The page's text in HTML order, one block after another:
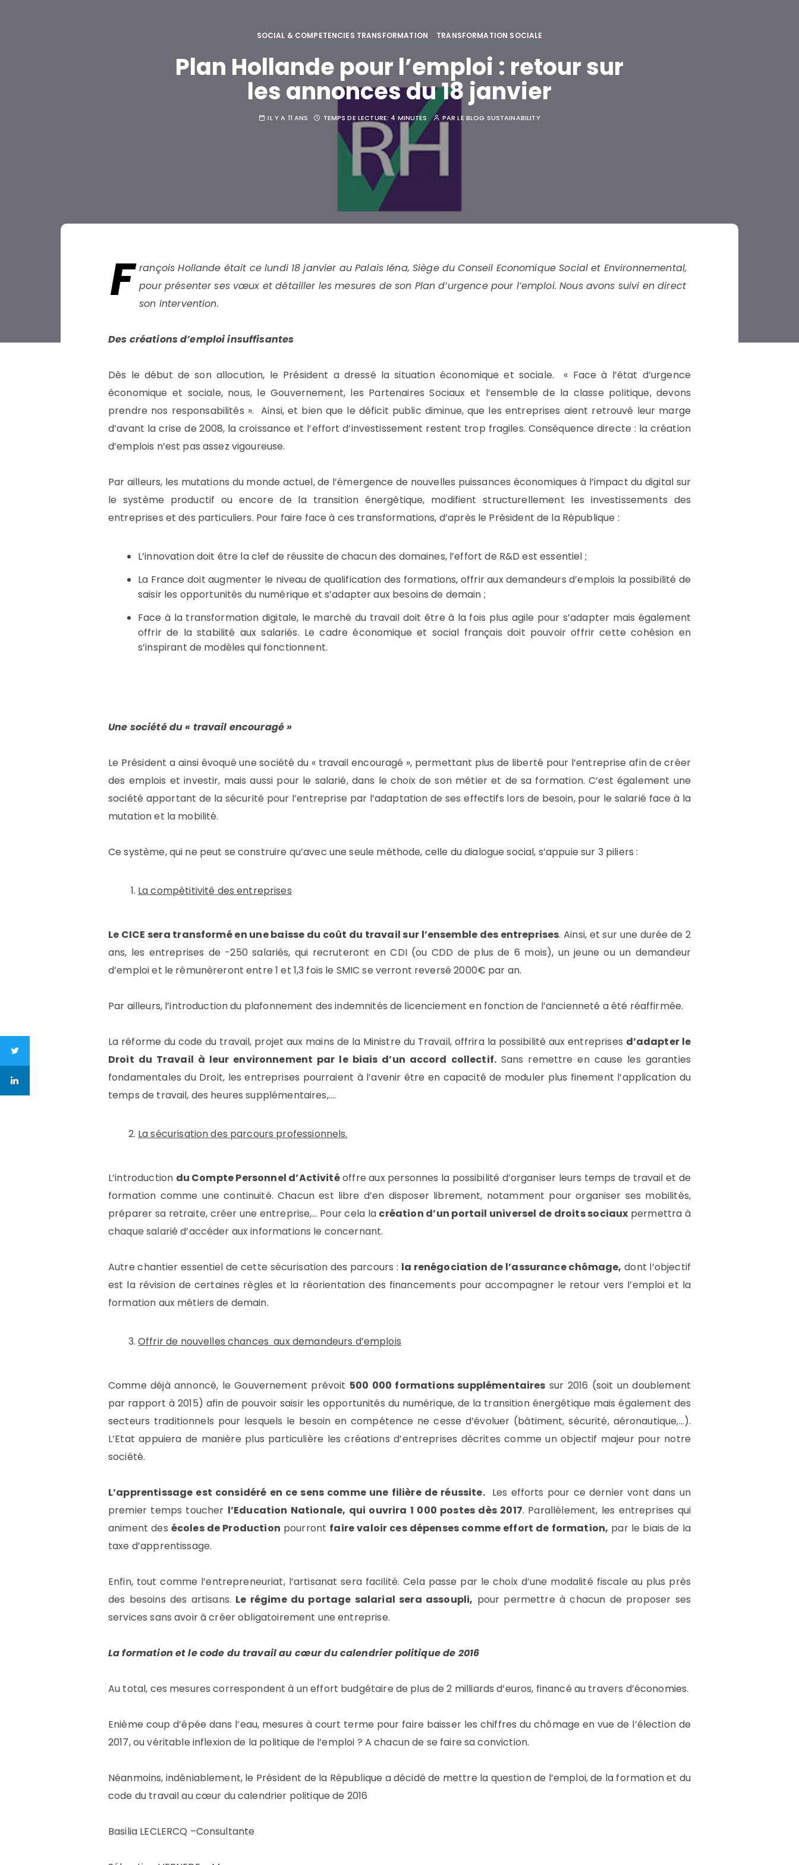
SOCIAL & COMPETENCIES TRANSFORMATION TRANSFORMATION SOCIALE
Plan Hollande pour l’emploi : retour sur
les annonces du 18 janvier
IL Y A 11 ANS TEMPS DE LECTURE: 4 MINUTES PARLE BLOG SUSTAINABILITY
F rançois Hollande était ce lundi 18 janvier au Palais Iéna, Siège du Conseil Economique Social et Environnemental,
pour présenter ses vœux et détailler les mesures de son Plan d’urgence pour l’emploi. Nous avons suivi en direct
son intervention.
Des créations d’emploi insuffisantes
Dès le début de son allocution, le Président a dressé la situation économique et sociale. « Face à l’état d’urgence
économique et sociale, nous, le Gouvernement, les Partenaires Sociaux et l’ensemble de la classe politique, devons
prendre nos responsabilités ». Ainsi, et bien que le déficit public diminue, que les entreprises aient retrouvé leur marge
d’avant la crise de 2008, la croissance et l’effort d’investissement restent trop fragiles. Conséquence directe : la création
d’emplois n’est pas assez vigoureuse.
Par ailleurs, les mutations du monde actuel, de l’émergence de nouvelles puissances économiques à l’impact du digital sur
le système productif ou encore de la transition énergétique, modifient structurellement les investissements des
entreprises et des particuliers. Pour faire face à ces transformations, d’après le Président de la République :
L’innovation doit être la clef de réussite de chacun des domaines, l’effort de R&D est essentiel ;
La France doit augmenter le niveau de qualification des formations, offrir aux demandeurs d’emplois la possibilité de
saisir les opportunités du numérique et s’adapter aux besoins de demain ;
Face à la transformation digitale, le marché du travail doit être à la fois plus agile pour s’adapter mais également
offrir de la stabilité aux salariés. Le cadre économique et social français doit pouvoir offrir cette cohésion en
s’inspirant de modèles qui fonctionnent.
Une société du « travail encouragé »
Le Président a ainsi évoqué une société du « travail encouragé », permettant plus de liberté pour l’entreprise afin de créer
des emplois et investir, mais aussi pour le salarié, dans le choix de son métier et de sa formation. C’est également une
société apportant de la sécurité pour l’entreprise par l’adaptation de ses effectifs lors de besoin, pour le salarié face à la
mutation et la mobilité.
Ce système, qui ne peut se construire qu’avec une seule méthode, celle du dialogue social, s’appuie sur 3 piliers :
La compétitivité des entreprises
Le CICE sera transformé en une baisse du coût du travail sur l’ensemble des entreprises. Ainsi, et sur une durée de 2
ans, les entreprises de -250 salariés, qui recruteront en CDI (ou CDD de plus de 6 mois), un jeune ou un demandeur
d’emploi et le rémunèreront entre 1 et 1,3 fois le SMIC se verront reversé 2000€ par an.
Par ailleurs, l’introduction du plafonnement des indemnités de licenciement en fonction de l’ancienneté a été réaffirmée.
La réforme du code du travail, projet aux mains de la Ministre du Travail, offrira la possibilité aux entreprises d’adapter le
Droit du Travail à leur environnement par le biais d’un accord collectif. Sans remettre en cause les garanties
fondamentales du Droit, les entreprises pourraient à l’avenir être en capacité de moduler plus finement l’application du
temps de travail, des heures supplémentaires,….
La sécurisation des parcours professionnels.
L’introduction du Compte Personnel d’Activitéoffre aux personnes la possibilité d’organiser leurs temps de travail et de
formation comme une continuité. Chacun est libre d’en disposer librement, notamment pour organiser ses mobilités,
préparer sa retraite, créer une entreprise,… Pour cela la création d’un portail universel de droits sociaux permettra à
chaque salarié d’accéder aux informations le concernant.
Autre chantier essentiel de cette sécurisation des parcours : la renégociation de l’assurance chômage, dont l’objectif
est la révision de certaines règles et la réorientation des financements pour accompagner le retour vers l’emploi et la
formation aux métiers de demain.
Offrir de nouvelles chances aux demandeurs d’emplois
Comme déjà annoncé, le Gouvernement prévoit 500 000 formations supplémentaires sur 2016 (soit un doublement
par rapport à 2015) afin de pouvoir saisir les opportunités du numérique, de la transition énergétique mais également des
secteurs traditionnels pour lesquels le besoin en compétence ne cesse d’évoluer (bâtiment, sécurité, aéronautique,…).
L’Etat appuiera de manière plus particulière les créations d’entreprises décrites comme un objectif majeur pour notre
société.
L’apprentissage est considéré en ce sens comme une filière de réussite.Les efforts pour ce dernier vont dans un
premier temps toucher l’Education Nationale, qui ouvrira 1 000 postes dès 2017. Parallèlement, les entreprises qui
animent des écoles de Production pourront faire valoir ces dépenses comme effort de formation, par le biais de la
taxe d’apprentissage.
Enfin, tout comme l’entrepreneuriat, l’artisanat sera facilité. Cela passe par le choix d’une modalité fiscale au plus près
des besoins des artisans. Le régime du portage salarial sera assoupli, pour permettre à chacun de proposer ses
services sans avoir à créer obligatoirement une entreprise.
La formation et le code du travail au cœur du calendrier politique de 2016
Au total, ces mesures correspondent à un effort budgétaire de plus de 2 milliards d’euros, financé au travers d’économies.
Enième coup d’épée dans l’eau, mesures à court terme pour faire baisser les chiffres du chômage en vue de l’élection de
2017, ou véritable inflexion de la politique de l’emploi ? A chacun de se faire sa conviction.
Néanmoins, indéniablement, le Président de la République a décidé de mettre la question de l’emploi, de la formation et du
code du travail au cœur du calendrier politique de 2016
Basilia LECLERCQ –Consultante